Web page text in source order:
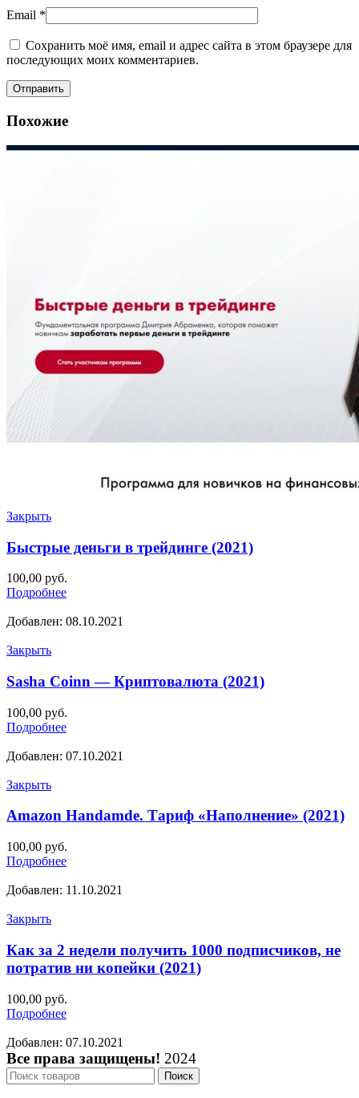
Email *
Сохранить моё имя, email и адрес сайта в этом браузере для
последующих моих комментариев.
Похожие
Закрыть
Быстрые деньги в трейдинге (2021)
100,00 руб.
Подробнее
Добавлен: 08.10.2021
Закрыть
Sasha Coinn — Криптовалюта (2021)
100,00 руб.
Подробнее
Добавлен: 07.10.2021
Закрыть
Amazon Handamde. Тариф «Наполнение» (2021)
100,00 руб.
Подробнее
Добавлен: 11.10.2021
Закрыть
Как за 2 недели получить 1000 подписчиков, не
потратив ни копейки (2021)
100,00 руб.
Подробнее
Добавлен: 07.10.2021
Все права защищены! 2024
Поиск